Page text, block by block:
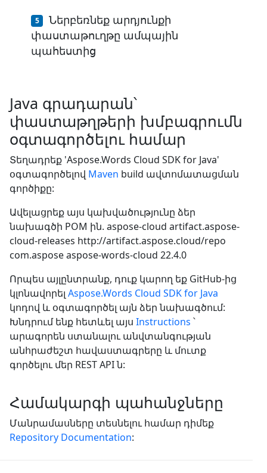
Ներբեռնեք արդյունքի
փաստաթուղթը ամպային
պահեստից
Java գրադարան՝
փաստաթղթերի խմբագրումն
օգտագործելու համար
Տեղադրեք 'Aspose.Words Cloud SDK for Java'
օգտագործելով Maven build ավտոմատացման
գործիքը:
Ավելացրեք այս կախվածությունը ձեր
նախագծի POM ին. aspose-cloud artifact.aspose-
cloud-releases http://artifact.aspose.cloud/repo
com.asposeaspose-words-cloud 22.4.0
Որպես այլընտրանք, դուք կարող եք GitHub-ից
կլոնավորել Aspose.Words Cloud SDK for Java
կոդով և օգտագործել այն ձեր նախագծում:
Խնդրում ենք հետևել այս Instructions ՝
արագորեն ստանալու անվտանգության
անհրաժեշտ հավաստագրերը և մուտք
գործելու մեր REST API ն:
Համակարգի պահանջները
Մանրամասները տեսնելու համար դիմեք
Repository Documentation: